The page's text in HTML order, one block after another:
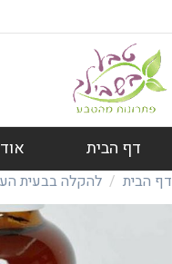
דף הבית
דף הבית להקלה בבעית